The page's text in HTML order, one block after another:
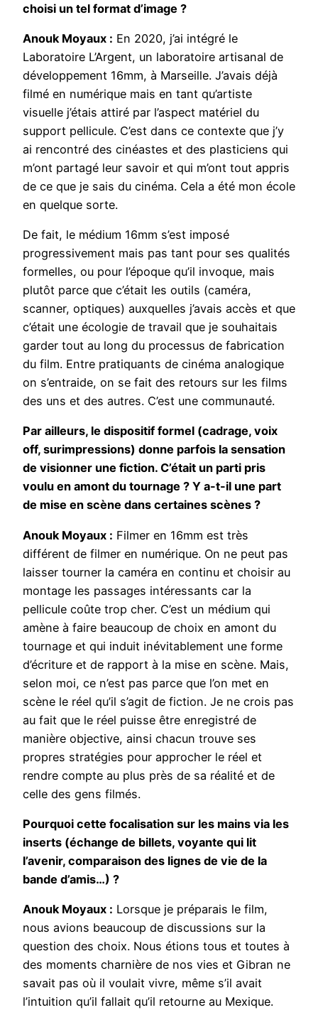
choisi un tel format d’image ?
Anouk Moyaux : En 2020, j’ai intégré le
Laboratoire L’Argent, un laboratoire artisanal de
développement 16mm, à Marseille. J’avais déjà
filmé en numérique mais en tant qu’artiste
visuelle j’étais attiré par l’aspect matériel du
support pellicule. C’est dans ce contexte que j’y
ai rencontré des cinéastes et des plasticiens qui
m’ont partagé leur savoir et qui m’ont tout appris
de ce que je sais du cinéma. Cela a été mon école
en quelque sorte.
De fait, le médium 16mm s’est imposé
progressivement mais pas tant pour ses qualités
formelles, ou pour l’époque qu’il invoque, mais
plutôt parce que c’était les outils (caméra,
scanner, optiques) auxquelles j’avais accès et que
c’était une écologie de travail que je souhaitais
garder tout au long du processus de fabrication
du film. Entre pratiquants de cinéma analogique
on s’entraide, on se fait des retours sur les films
des uns et des autres. C’est une communauté.
Par ailleurs, le dispositif formel (cadrage, voix
off, surimpressions) donne parfois la sensation
de visionner une fiction. C’était un parti pris
voulu en amont du tournage ? Y a-t-il une part
de mise en scène dans certaines scènes ?
Anouk Moyaux : Filmer en 16mm est très
différent de filmer en numérique. On ne peut pas
laisser tourner la caméra en continu et choisir au
montage les passages intéressants car la
pellicule coûte trop cher. C’est un médium qui
amène à faire beaucoup de choix en amont du
tournage et qui induit inévitablement une forme
d’écriture et de rapport à la mise en scène. Mais,
selon moi, ce n’est pas parce que l’on met en
scène le réel qu’il s’agit de fiction. Je ne crois pas
au fait que le réel puisse être enregistré de
manière objective, ainsi chacun trouve ses
propres stratégies pour approcher le réel et
rendre compte au plus près de sa réalité et de
celle des gens filmés.
Pourquoi cette focalisation sur les mains via les
inserts (échange de billets, voyante qui lit
l’avenir, comparaison des lignes de vie de la
bande d’amis…) ?
Anouk Moyaux : Lorsque je préparais le film,
nous avions beaucoup de discussions sur la
question des choix. Nous étions tous et toutes à
des moments charnière de nos vies et Gibran ne
savait pas où il voulait vivre, même s’il avait
l’intuition qu’il fallait qu’il retourne au Mexique.